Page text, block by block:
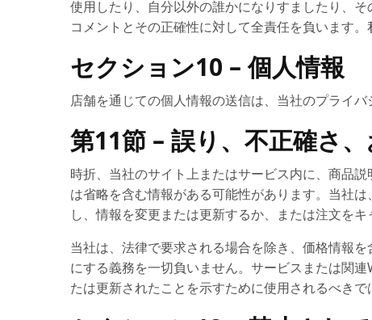
使用したり、自分以外の誰かになりすましたり、
コメントとその正確性に対して全責任を負います
セクション10 – 個人情報
店舗を通じての個人情報の送信は、当社のプライバ
第11節 – 誤り、不正確さ
時折、当社のサイト上またはサービス内に、商品
は省略を含む情報がある可能性があります。当社
し、情報を変更または更新するか、または注文をキ
当社は、法律で要求される場合を除き、価格情報
にする義務を一切負いません。サービスまたは関
たは更新されたことを示すために使用されるべきで